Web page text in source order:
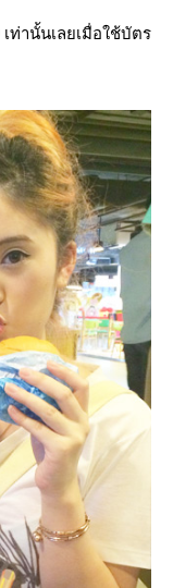
ท่านั้นเลยเมื่อใช้บัตร